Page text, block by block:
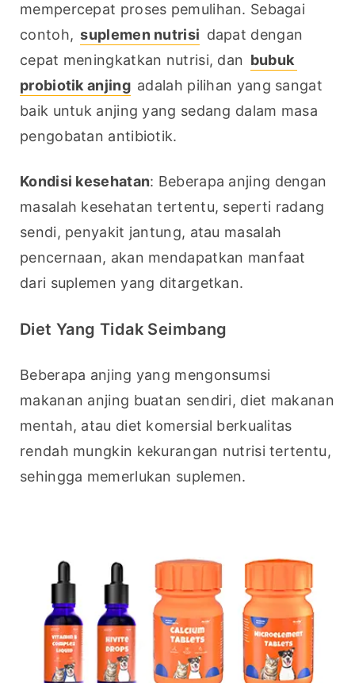
mempercepat proses pemulihan. Sebagai
contoh, suplemen nutrisi dapat dengan
cepat meningkatkan nutrisi, dan bubuk
probiotik anjing adalah pilihan yang sangat
baik untuk anjing yang sedang dalam masa
pengobatan antibiotik.
Kondisi kesehatan: Beberapa anjing dengan
masalah kesehatan tertentu, seperti radang
sendi, penyakit jantung, atau masalah
pencernaan, akan mendapatkan manfaat
dari suplemen yang ditargetkan.
Diet Yang Tidak Seimbang
Beberapa anjing yang mengonsumsi
makanan anjing buatan sendiri, diet makanan
mentah, atau diet komersial berkualitas
rendah mungkin kekurangan nutrisi tertentu,
sehingga memerlukan suplemen.